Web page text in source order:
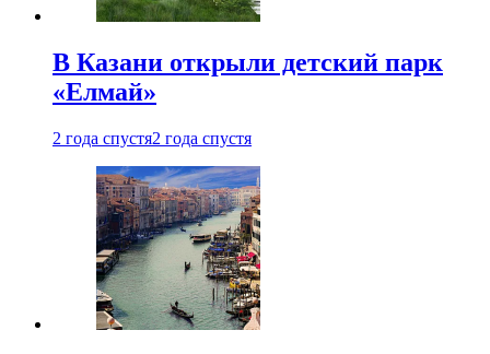
В Казани открыли детский парк
«Елмай»
2 года спустя2 года спустя